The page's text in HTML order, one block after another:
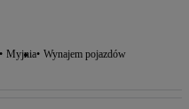
Myjnia Wynajem pojazdów